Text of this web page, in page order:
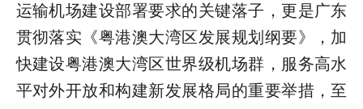
运输机场建设部署要求的关键落子，更是广东
贯彻落实《粤港澳大湾区发展规划纲要》，加
快建设粤港澳大湾区世界级机场群，服务高水
平对外开放和构建新发展格局的重要举措，至